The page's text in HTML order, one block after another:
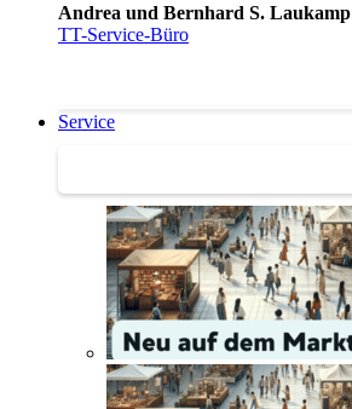
Andrea und Bernhard S. Laukamp
TT-Service-Büro
Service